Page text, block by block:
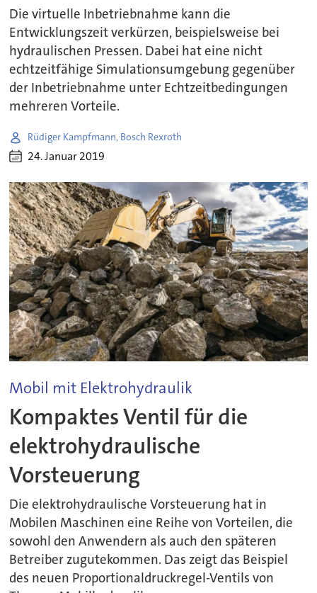
Die virtuelle Inbetriebnahme kann die
Entwicklungszeit verkürzen, beispielsweise bei
hydraulischen Pressen. Dabei hat eine nicht
echtzeitfähige Simulationsumgebung gegenüber
der Inbetriebnahme unter Echtzeitbedingungen
mehreren Vorteile.
Rüdiger Kampfmann, Bosch Rexroth
24. Januar 2019
Mobil mit Elektrohydraulik
Kompaktes Ventil für die
elektrohydraulische
Vorsteuerung
Die elektrohydraulische Vorsteuerung hat in
Mobilen Maschinen eine Reihe von Vorteilen, die
sowohl den Anwendern als auch den späteren
Betreiber zugutekommen. Das zeigt das Beispiel
des neuen Proportionaldruckregel-Ventils von